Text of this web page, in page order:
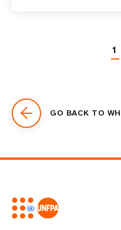
1
GO BACK TO